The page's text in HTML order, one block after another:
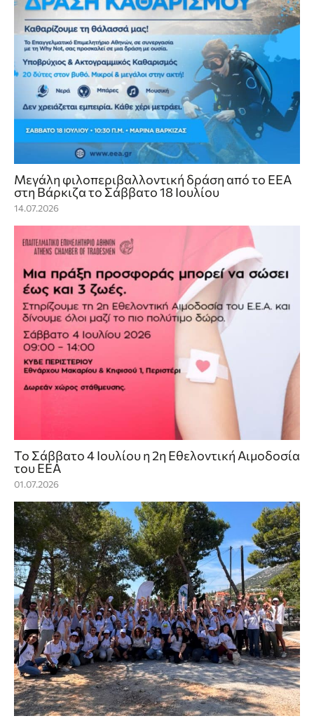
Mεγάλη φιλοπεριβαλλοντική δράση από το ΕΕΑ
στη Βάρκιζα το Σάββατο 18 Ιουλίου
14.07.2026
Το Σάββατο 4 Ιουλίου η 2η Εθελοντική Αιμοδοσία
του ΕΕΑ
01.07.2026